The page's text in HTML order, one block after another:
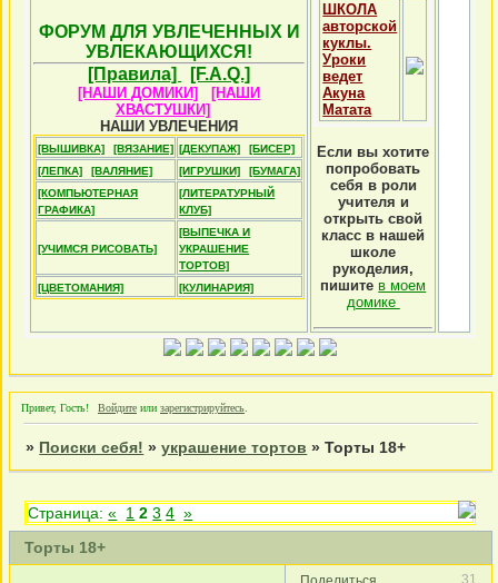
ФОРУМ ДЛЯ УВЛЕЧЕННЫХ И
УВЛЕКАЮЩИХСЯ!
[Правила]
[F.A.Q.]
[НАШИ ДОМИКИ]
[НАШИ
ХВАСТУШКИ]
НАШИ УВЛЕЧЕНИЯ
[ВЫШИВКА] [ВЯЗАНИЕ] [ДЕКУПАЖ]
[БИСЕР]
[ЛЕПКА]
[ВАЛЯНИЕ] [ИГРУШКИ]
[БУМАГА]
[КОМПЬЮТЕРНАЯ
ГРАФИКА]
[ЛИТЕРАТУРНЫЙ
КЛУБ]
[УЧИМСЯ РИСОВАТЬ]
[ВЫПЕЧКА И
УКРАШЕНИЕ
ТОРТОВ]
[ЦВЕТОМАНИЯ]
[КУЛИНАРИЯ]
ШКОЛА
авторской
куклы.
Уроки
ведет
Акуна
Матата
Если вы хотите
попробовать
себя в роли
учителя и
открыть свой
класс в нашей
школе
рукоделия,
пишите в моем
домике
Привет, Гость! Войдите или зарегистрируйтесь
» Поиски себя! »украшение тортов »Торты 18+
Торты 18+
Страница:« 1 2 3 4 »
31